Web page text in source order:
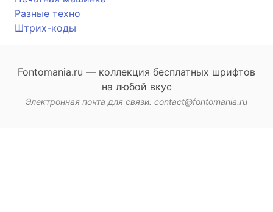
Разные техно
Штрих-коды
Fontomania.ru — коллекция бесплатных шрифтов
на любой вкус
Электронная почта для связи: contact@fontomania.ru